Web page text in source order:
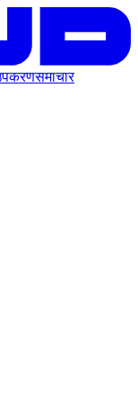
समाचार